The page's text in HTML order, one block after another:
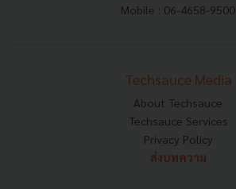
Mobile : 06-4658-9500
Techsauce Media
About Techsauce
Techsauce Services
Privacy Policy
ส่งบทความ